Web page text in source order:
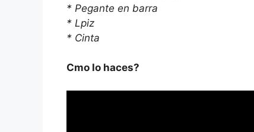
* Pegante en barra
* Lpiz
* Cinta
Cmo lo haces?